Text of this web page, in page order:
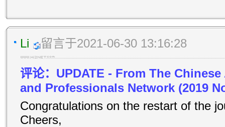
Li 留言于2021-06-30 13:16:28
评论：UPDATE - From The
and Professionals Network (2019
Congratulations on the restart of the
Cheers,